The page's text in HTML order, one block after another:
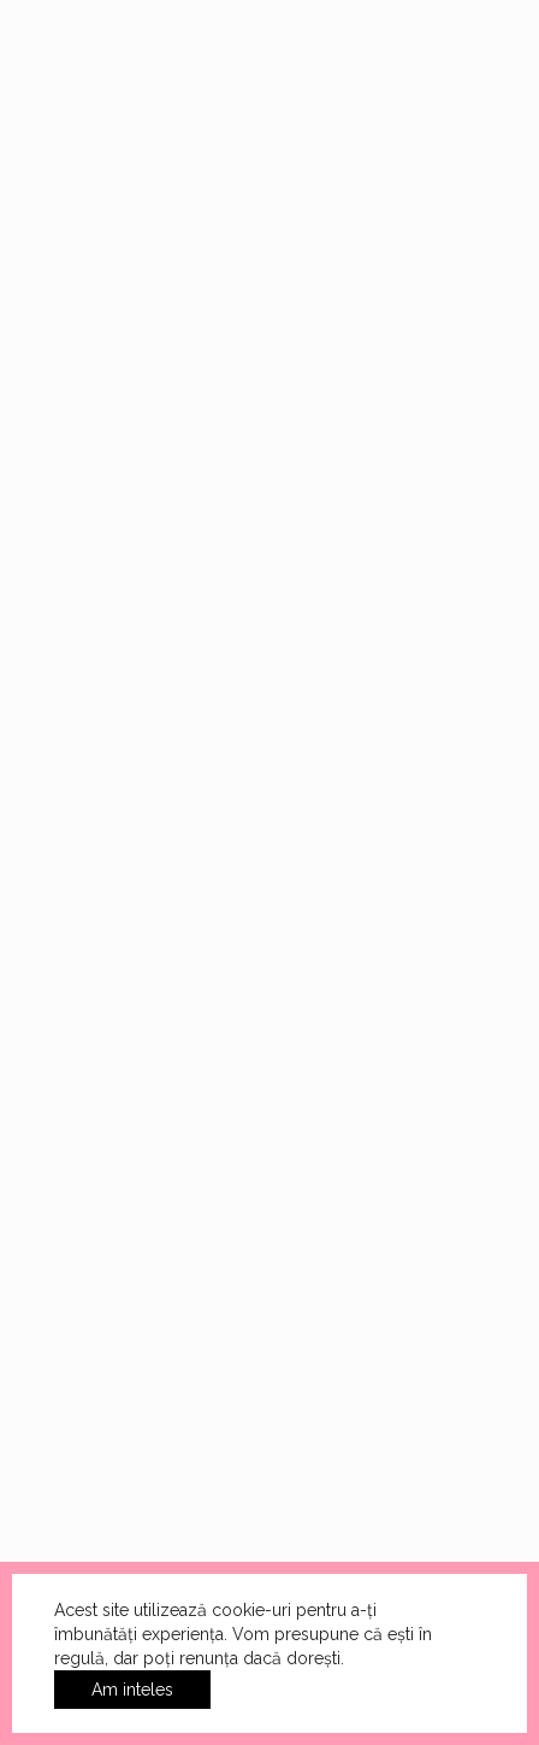
Acest site utilizează cookie-uri pentru a-ți
îmbunătăți experiența. Vom presupune că ești în
regulă, dar poți renunța dacă dorești.
Am inteles